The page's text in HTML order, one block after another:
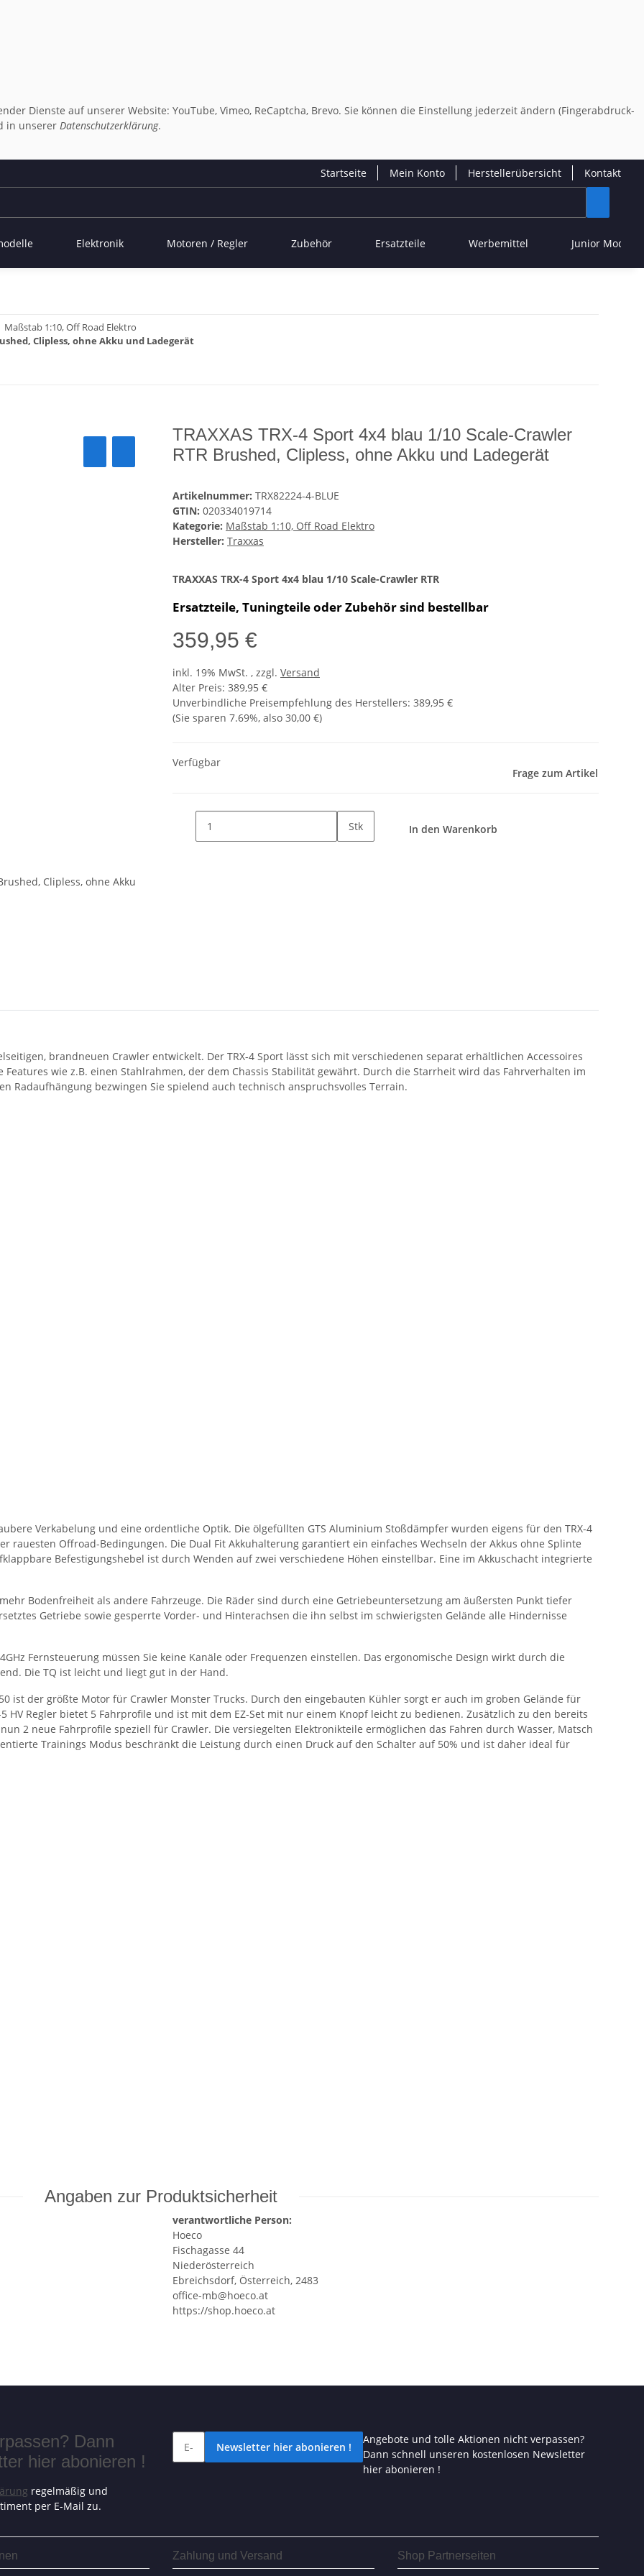
Dienste auf unserer Website: YouTube, Vimeo, ReCaptcha, Brevo. Sie können die Einstellung jederzeit ändern (Fingerabdruck-
in unserer Datenschutzerklärung.
Startseite Mein Konto Herstellerübersicht Kontakt
Elektronik Motoren / Regler Zubehör Ersatzteile Werbemittel Junior
Maßstab 1:10, Off Road Elektro
Clipless, ohne Akku und Ladegerät
TRAXXAS TRX-4 Sport 4x4 blau 1/10 Scale-Crawler
RTR Brushed, Clipless, ohne Akku und Ladegerät
Artikelnummer: TRX82224-4-BLUE
GTIN: 020334019714
Kategorie: Maßstab 1:10, Off Road Elektro
Hersteller: Traxxas
TRAXXAS TRX-4 Sport 4x4 blau 1/10 Scale-Crawler RTR
Ersatzteile, Tuningteile oder Zubehör sind bestellbar
359,95 €
inkl. 19% MwSt. , zzgl. Versand
Alter Preis: 389,95 €
Unverbindliche Preisempfehlung des Herstellers: 389,95 €
(Sie sparen 7.69%, also 30,00 €)
Verfügbar
Frage zum Artikel
Stk In den Warenkorb
brandneuen Crawler entwickelt. Der TRX-4 Sport lässt sich mit verschiedenen separat erhältlichen Accessoires
wie z.B. einen Stahlrahmen, der dem Chassis Stabilität gewährt. Durch die Starrheit wird das Fahrverhalten im
Radaufhängung bezwingen Sie spielend auch technisch anspruchsvolles Terrain.
Verkabelung und eine ordentliche Optik. Die ölgefüllten GTS Aluminium Stoßdämpfer wurden eigens für den TRX-4
rauesten Offroad-Bedingungen. Die Dual Fit Akkuhalterung garantiert ein einfaches Wechseln der Akkus ohne Splinte
Befestigungshebel ist durch Wenden auf zwei verschiedene Höhen einstellbar. Eine im Akkuschacht integrierte
Bodenfreiheit als andere Fahrzeuge. Die Räder sind durch eine Getriebeuntersetzung am äußersten Punkt tiefer
Getriebe sowie gesperrte Vorder- und Hinterachsen die ihn selbst im schwierigsten Gelände alle Hindernisse
Fernsteuerung müssen Sie keine Kanäle oder Frequenzen einstellen. Das ergonomische Design wirkt durch die
Die TQ ist leicht und liegt gut in der Hand.
ist der größte Motor für Crawler Monster Trucks. Durch den eingebauten Kühler sorgt er auch im groben Gelände für
HV Regler bietet 5 Fahrprofile und ist mit dem EZ-Set mit nur einem Knopf leicht zu bedienen. Zusätzlich zu den bereits
nun 2 neue Fahrprofile speziell für Crawler. Die versiegelten Elektronikteile ermöglichen das Fahren durch Wasser, Matsch
Trainings Modus beschränkt die Leistung durch einen Druck auf den Schalter auf 50% und ist daher ideal für
Angaben zur Produktsicherheit
verantwortliche Person:
Hoeco
Fischagasse 44
Niederösterreich
Ebreichsdorf, Österreich, 2483
office-mb@hoeco.at
https://shop.hoeco.at
Dann
hier abonieren !
regelmäßig und
per E-Mail zu.
Newsletter hier abonieren !
Angebote und tolle Aktionen nicht verpassen?
Dann schnell unseren kostenlosen Newsletter
hier abonieren !
Zahlung und Versand Shop Partnerseiten